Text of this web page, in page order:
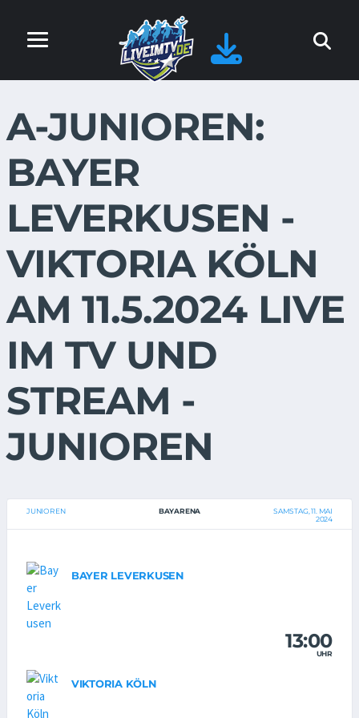
A-JUNIOREN:
BAYER
LEVERKUSEN -
VIKTORIA KÖLN
AM 11.5.2024 LIVE
IM TV UND
STREAM -
JUNIOREN
JUNIOREN BAYARENA
SAMSTAG, 11. MAI
2024
BAYER LEVERKUSEN
13:00
UHR
VIKTORIA KÖLN